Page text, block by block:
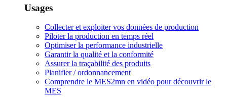
Usages
Collecter et exploiter vos données de production
Piloter la production en temps réel
Optimiser la performance industrielle
Garantir la qualité et la conformité
Assurer la traçabilité des produits
Planifier / ordonnancement
Comprendre le MES2mn en vidéo pour découvrir le
MES